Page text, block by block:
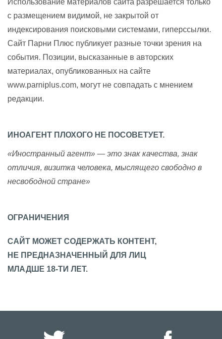
Использование материалов сайта разрешается только
с размещением видимой, не закрытой от
индексирования поисковыми системами, гиперссылки.
Сайт Парни Плюс публикует разные точки зрения на
события. Позиции, высказанные в авторских
материалах, опубликованных на сайте
www.parniplus.com, могут не совпадать с мнением
редакции.
ИНОАГЕНТ ПЛОХОГО НЕ ПОСОВЕТУЕТ.
«Иностранный агент» — это знак качества, знак
отличия, визитка человека, мыслящего свободно в
несвободной стране»
ОГРАНИЧЕНИЯ
САЙТ МОЖЕТ СОДЕРЖАТЬ КОНТЕНТ,
НЕ ПРЕДНАЗНАЧЕННЫЙ ДЛЯ ЛИЦ
МЛАДШЕ 18-ТИ ЛЕТ.